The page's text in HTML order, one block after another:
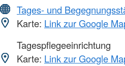
Tages- und
Karte: Link zur Google
Tagespflegeeinrichtung
Karte: Link zur Google